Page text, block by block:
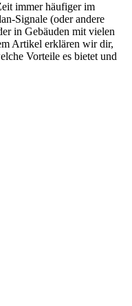
immer häufiger im
Signale (oder andere
in Gebäuden mit vielen
Artikel erklären wir dir,
Vorteile es bietet und